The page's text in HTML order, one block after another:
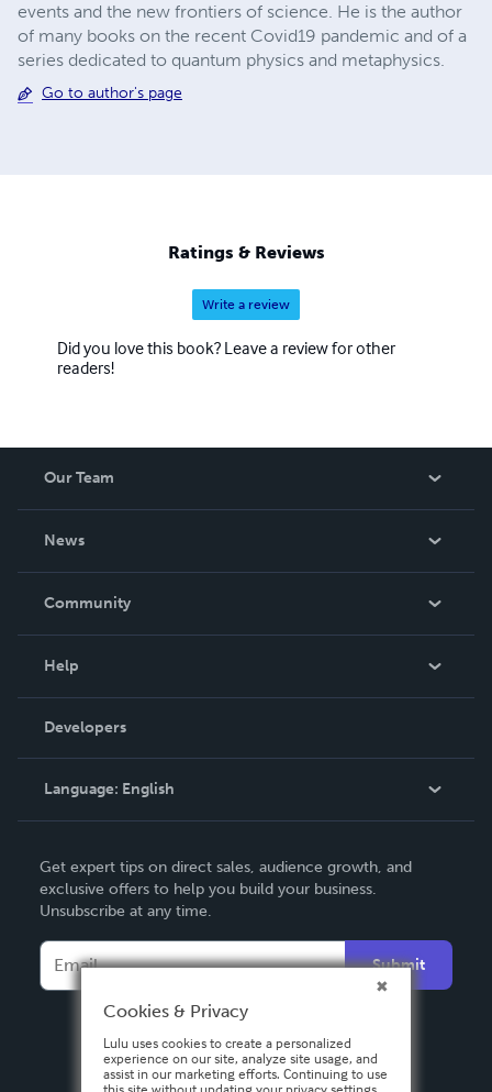
events and the new frontiers of science. He is the author
of many books on the recent Covid19 pandemic and of a
series dedicated to quantum physics and metaphysics.
Go to author's page
Ratings & Reviews
Write a review
Did you love this book? Leave a review for other
readers!
Our Team
News
In The News
Community
Podcast
Help
Order Lookup
Knowledge Base
Contact Support
Developers
Language: English
Deutsch
Français
Italiano
Español
Get expert tips on direct sales, audience growth, and
exclusive offers to help you build your business.
Unsubscribe at any time.
Submit
Cookies & Privacy
Lulu uses cookies to create a personalized
experience on our site, analyze site usage, and
assist in our marketing efforts. Continuing to use